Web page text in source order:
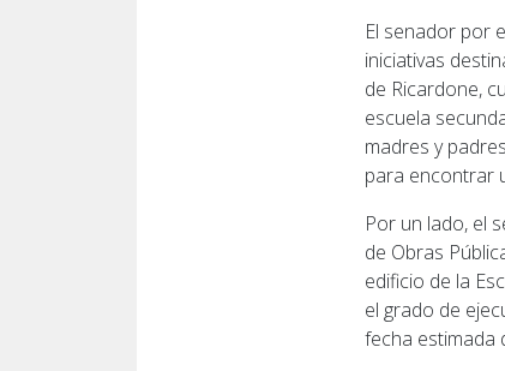
El senador por
iniciativas
de Ricardone,
escuela
madres y
para encontrar
Por un lado, el
de Obras
edificio de la
el grado de
fecha estimada